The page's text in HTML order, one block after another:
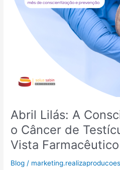
Abril Lilás: A
o Câncer de
Vista Farmacêutico
Blog /
Câncer
Testículo
Vista